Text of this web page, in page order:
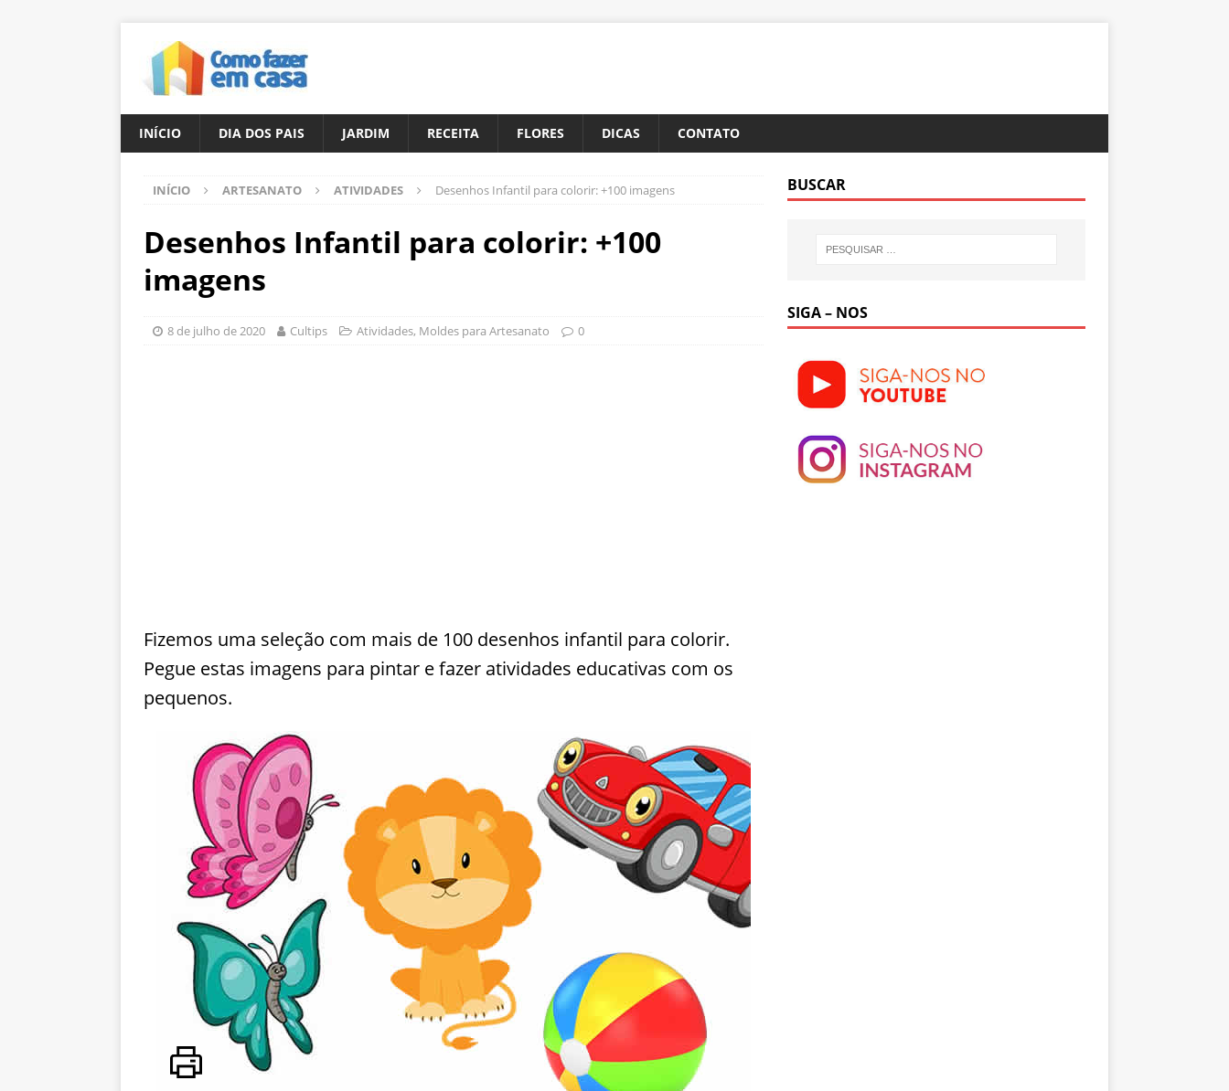
INÍCIO DIA DOS PAIS JARDIM RECEITA FLORES DICAS CONTATO
INÍCIO ARTESANATO ATIVIDADES Desenhos Infantil para colorir: +100 imagens
Desenhos Infantil para colorir: +100
imagens
8 de julho de 2020 Cultips Atividades, Moldes para Artesanato 0
Fizemos uma seleção com mais de 100 desenhos infantil para colorir.
Pegue estas imagens para pintar e fazer atividades educativas com os
pequenos.
BUSCAR
SIGA – NOS